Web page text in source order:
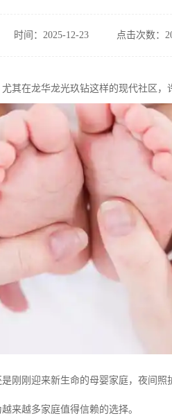
时间：2025-12-23 点击次数：
其在龙华龙光玖钻这样的现代社区，
刚刚迎来新生命的母婴家庭，夜间照
来越多家庭值得信赖的选择。